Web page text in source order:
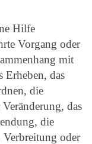
Hilfe
Vorgang oder
mit
Erheben, das
die
das
die
oder